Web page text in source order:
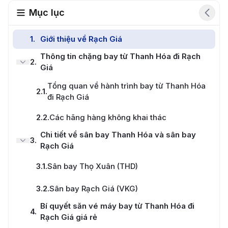
Mục lục
1. Giới thiệu về Rạch Giá
2.
Thông tin chặng bay từ Thanh Hóa đi Rạch
Giá
2.1.
Tổng quan về hành trình bay từ Thanh Hóa
đi Rạch Giá
2.2.Các hãng hàng không khai thác
3.
Chi tiết về sân bay Thanh Hóa và sân bay
Rạch Giá
3.1.Sân bay Thọ Xuân (THD)
3.2.Sân bay Rạch Giá (VKG)
4.
Bí quyết săn vé máy bay từ Thanh Hóa đi
Rạch Giá giá rẻ